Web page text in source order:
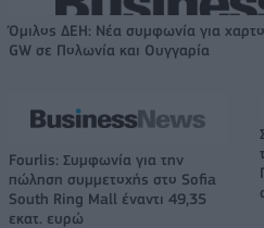
Όμιλος ΔΕΗ: Νέα συμφωνία για
GW σε Πολωνία και Ουγγαρία
Fourlis: Συμφωνία για την
πώληση συμμετοχής στο Sofia
South Ring Mall έναντι 49,35
εκατ. ευρώ